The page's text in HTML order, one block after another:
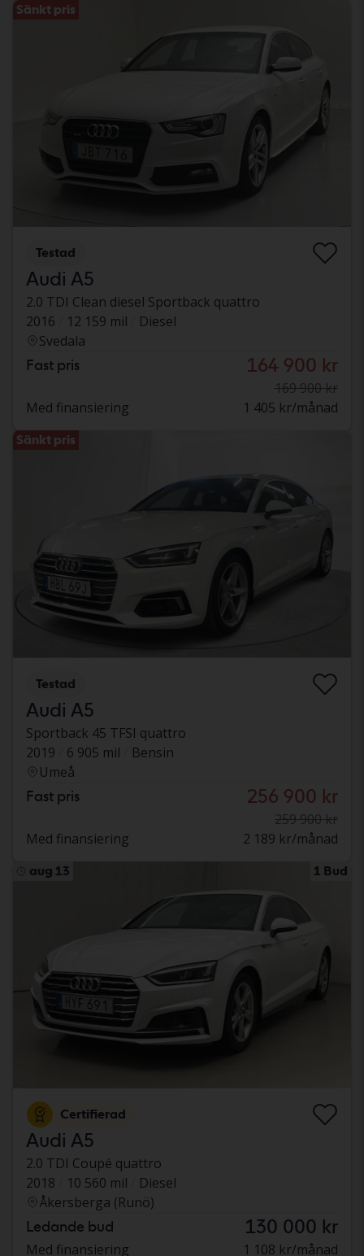
Sänkt pris
Testad
Audi A5
2.0 TDI Clean diesel Sportback quattro
2016
12 159 mil
Diesel
Svedala
Fast pris 164 900 kr
169 900 kr
Med finansiering
1 405 kr/månad
Sänkt pris
Testad
Audi A5
Sportback 45 TFSI quattro
2019
6 905 mil
Bensin
Umeå
Fast pris 256 900 kr
259 900 kr
Med finansiering
2 189 kr/månad
aug 13 1 Bud
Certifierad
Audi A5
2.0 TDI Coupé quattro
2018
10 560 mil
Diesel
Åkersberga (Runö)
Ledande bud 130 000 kr
Med finansiering 1 108 kr/månad